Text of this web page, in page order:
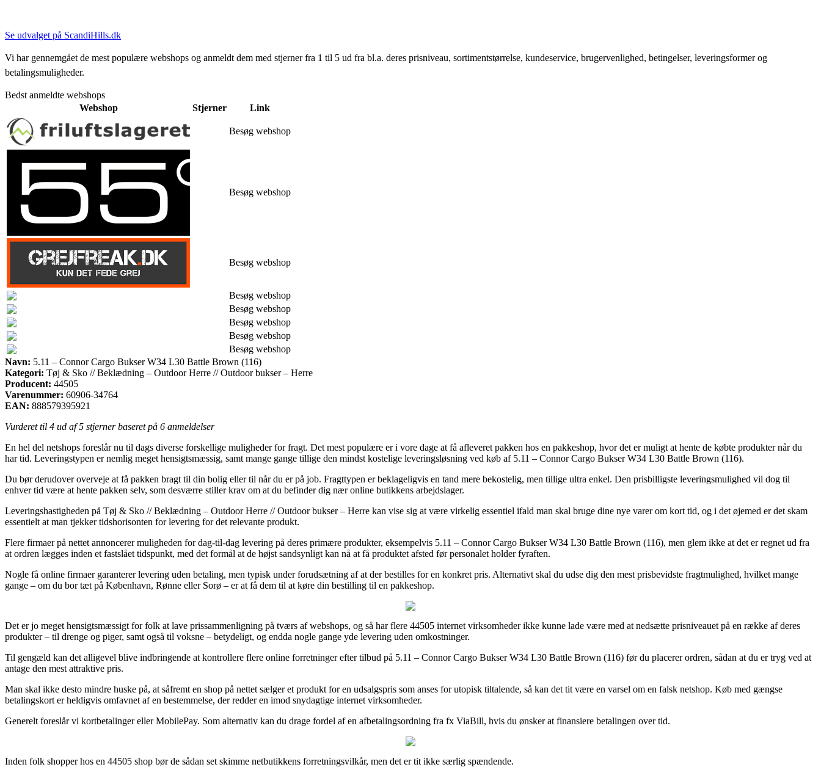
Se udvalget på ScandiHills.dk
Vi har gennemgået de mest populære webshops og anmeldt dem med stjerner fra 1 til 5 ud fra bl.a. deres prisniveau, sortimentstørrelse, kundeservice, brugervenlighed, betingelser, leveringsformer og
betalingsmuligheder.
Bedst anmeldte webshops
Webshop
Stjerner Link
Besøg webshop
Besøg webshop
Besøg webshop
Besøg webshop
Besøg webshop
Besøg webshop
Besøg webshop
Besøg webshop
Navn: 5.11 – Connor Cargo Bukser W34 L30 Battle Brown (116)
Kategori: Tøj & Sko // Beklædning – Outdoor Herre // Outdoor bukser – Herre
Producent: 44505
Varenummer: 60906-34764
EAN: 888579395921
Vurderet til 4 ud af 5 stjerner baseret på 6 anmeldelser
En hel del netshops foreslår nu til dags diverse forskellige muligheder for fragt. Det mest populære er i vore dage at få afleveret pakken hos en pakkeshop, hvor det er muligt at hente de købte produkter når du
har tid. Leveringstypen er nemlig meget hensigtsmæssig, samt mange gange tillige den mindst kostelige leveringsløsning ved køb af 5.11 – Connor Cargo Bukser W34 L30 Battle Brown (116).
Du bør derudover overveje at få pakken bragt til din bolig eller til når du er på job. Fragttypen er beklageligvis en tand mere bekostelig, men tillige ultra enkel. Den prisbilligste leveringsmulighed vil dog til
enhver tid være at hente pakken selv, som desværre stiller krav om at du befinder dig nær online butikkens arbejdslager.
Leveringshastigheden på Tøj & Sko // Beklædning – Outdoor Herre // Outdoor bukser – Herre kan vise sig at være virkelig essentiel ifald man skal bruge dine nye varer om kort tid, og i det øjemed er det skam
essentielt at man tjekker tidshorisonten for levering for det relevante produkt.
Flere firmaer på nettet annoncerer muligheden for dag-til-dag levering på deres primære produkter, eksempelvis 5.11 – Connor Cargo Bukser W34 L30 Battle Brown (116), men glem ikke at det er regnet ud fra
at ordren lægges inden et fastslået tidspunkt, med det formål at de højst sandsynligt kan nå at få produktet afsted før personalet holder fyraften.
Nogle få online firmaer garanterer levering uden betaling, men typisk under forudsætning af at der bestilles for en konkret pris. Alternativt skal du udse dig den mest prisbevidste fragtmulighed, hvilket mange
gange – om du bor tæt på København, Rønne eller Sorø – er at få dem til at køre din bestilling til en pakkeshop.
Det er jo meget hensigtsmæssigt for folk at lave prissammenligning på tværs af webshops, og så har flere 44505 internet virksomheder ikke kunne lade være med at nedsætte prisniveauet på en række af deres
produkter – til drenge og piger, samt også til voksne – betydeligt, og endda nogle gange yde levering uden omkostninger.
Til gengæld kan det alligevel blive indbringende at kontrollere flere online forretninger efter tilbud på 5.11 – Connor Cargo Bukser W34 L30 Battle Brown (116) før du placerer ordren, sådan at du er tryg ved at
antage den mest attraktive pris.
Man skal ikke desto mindre huske på, at såfremt en shop på nettet sælger et produkt for en udsalgspris som anses for utopisk tiltalende, så kan det tit være en varsel om en falsk netshop. Køb med gængse
betalingskort er heldigvis omfavnet af en bestemmelse, der redder en imod snydagtige internet virksomheder.
Generelt foreslår vi kortbetalinger eller MobilePay. Som alternativ kan du drage fordel af en afbetalingsordning fra fx ViaBill, hvis du ønsker at finansiere betalingen over tid.
Inden folk shopper hos en 44505 shop bør de sådan set skimme netbutikkens forretningsvilkår, men det er tit ikke særlig spændende.